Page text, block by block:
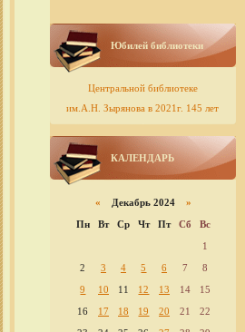
Юбилей библиотеки
Центральной библиотеке
им.А.Н. Зырянова в 2021г. 145 лет
КАЛЕНДАРЬ
« Декабрь 2024 »
Пн
Вт Ср Чт Пт Сб
Вс
1
2
3 4 5 6 7
8
9
10 11 12 13 14
15
16
17 18 19 20 21
22